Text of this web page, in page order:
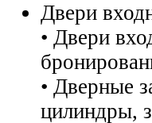
Двери
• Двери
• Дверные
цилиндры,